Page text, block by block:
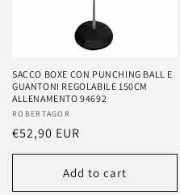
SACCO BOXE CON PUNCHING BALL E
GUANTONI REGOLABILE 150CM
ALLENAMENTO 94692
Vendor:
ROBERTAGOR
Regular
price
€52,90 EUR
Add to cart